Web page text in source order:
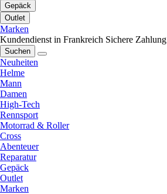
Gepäck
Outlet
Marken
Kundendienst in Frankreich Sichere Zahlung
Suchen
Neuheiten
Helme
Mann
Damen
High-Tech
Rennsport
Motorrad & Roller
Cross
Abenteuer
Reparatur
Gepäck
Outlet
Marken